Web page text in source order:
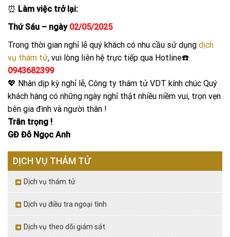
⏰ Làm việc trở lại:
Thứ Sáu – ngày 02/05/2025
Trong thời gian nghỉ lễ quý khách có nhu cầu sử dụng dịch
vụ thám tử, vui lòng liên hệ trực tiếp qua Hotline☎️
0943682399
💖 Nhân dịp kỳ nghỉ lễ, Công ty thám tử VDT kính chúc Quý
khách hàng có những ngày nghỉ thật nhiều niềm vui, trọn vẹn
bên gia đình và người thân !
Trân trọng !
GĐ Đỗ Ngọc Anh
DỊCH VỤ THÁM TỬ
Dịch vụ thám tử
Dịch vụ điều tra ngoại tình
Dịch vụ theo dõi giám sát